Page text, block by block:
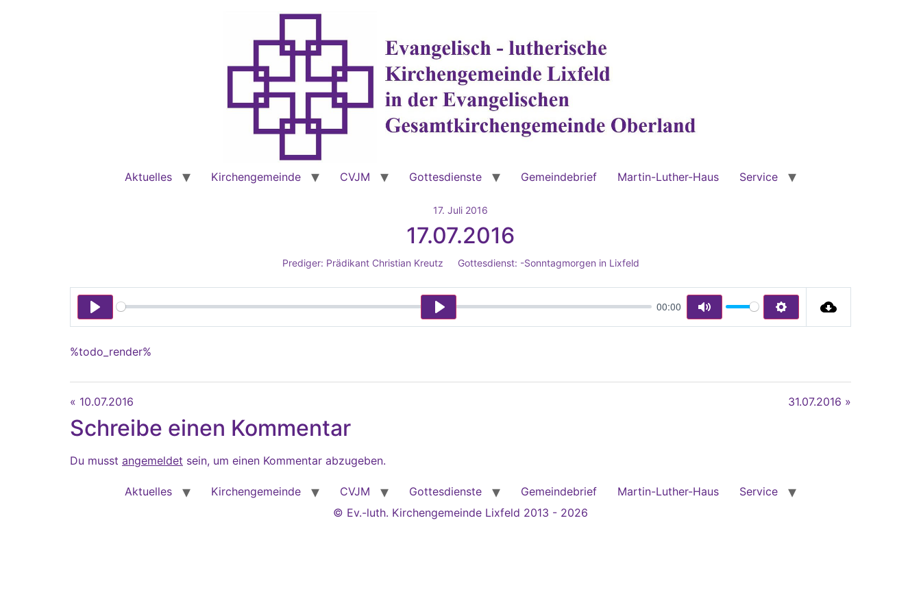
Aktuelles Kirchengemeinde CVJM Gottesdienste Gemeindebrief Martin-Luther-Haus Service
17. Juli 2016
17.07.2016
Prediger: Prädikant Christian Kreutz Gottesdienst: -Sonntagmorgen in Lixfeld
Play
00:00
Mute Settings
Play
%todo_render%
« 10.07.2016 31.07.2016 »
Schreibe einen Kommentar
Du musst angemeldet sein, um einen Kommentar abzugeben.
Aktuelles Kirchengemeinde CVJM Gottesdienste Gemeindebrief Martin-Luther-Haus
Service
© Ev.-luth. Kirchengemeinde Lixfeld 2013 - 2026